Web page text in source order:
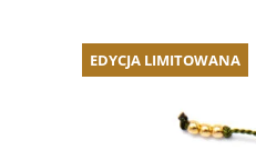
EDYCJA LIMITOWANA